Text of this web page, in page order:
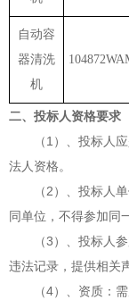
自动容
器清洗
机
二、投标人资格要求
（1）、投标人
法人资格。
（2）、投标人
同单位，不得参加同
（3）、投标人
违法记录，提供相关
（4）、资质：